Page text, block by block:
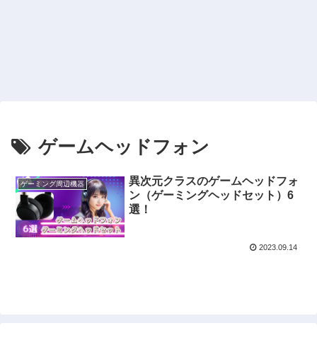
ゲームヘッドフォン
ゲーミング周辺機器
異次元クラスのゲームヘッドフォ
ン（ゲーミングヘッドセット）6
選！
2023.09.14